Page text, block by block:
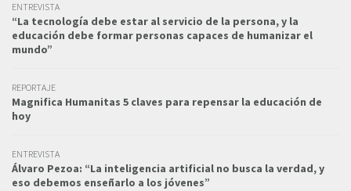
ENTREVISTA
“La tecnología debe estar al servicio de la persona, y la
educación debe formar personas capaces de humanizar el
mundo”
REPORTAJE
Magnifica Humanitas 5 claves para repensar la educación de
hoy
ENTREVISTA
Álvaro Pezoa: “La inteligencia artificial no busca la verdad, y
eso debemos enseñarlo a los jóvenes”